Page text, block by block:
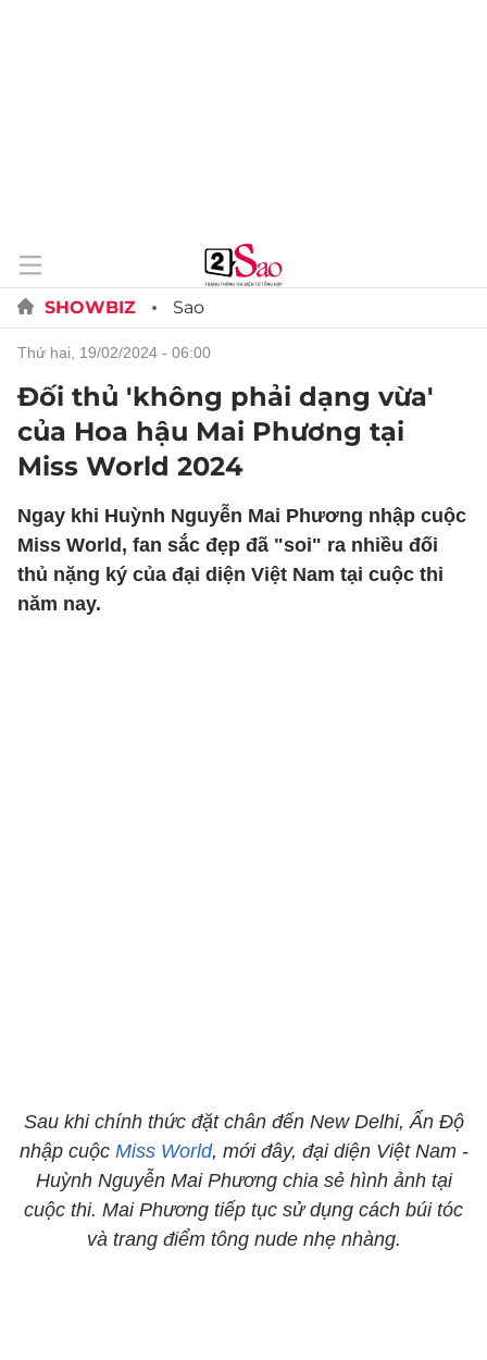
SHOWBIZ Sao
thứ hai, 19/02/2024 - 06:00
Đối thủ 'không phải dạng vừa'
của Hoa hậu Mai Phương tại
Miss World 2024
Ngay khi Huỳnh Nguyễn Mai Phương nhập cuộc
Miss World, fan sắc đẹp đã "soi" ra nhiều đối
thủ nặng ký của đại diện Việt Nam tại cuộc thi
năm nay.
Sau khi chính thức đặt chân đến New Delhi, Ấn Độ
nhập cuộc Miss World, mới đây, đại diện Việt Nam -
Huỳnh Nguyễn Mai Phương chia sẻ hình ảnh tại
cuộc thi. Mai Phương tiếp tục sử dụng cách búi tóc
và trang điểm tông nude nhẹ nhàng.